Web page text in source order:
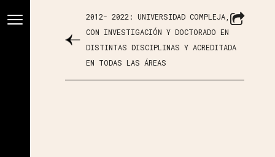
2012- 2022: UNIVERSIDAD COMPLEJA,
CON INVESTIGACIÓN Y DOCTORADO EN
DISTINTAS DISCIPLINAS Y ACREDITADA
EN TODAS LAS ÁREAS